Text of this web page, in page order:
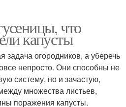
что
капусты
задача огородников, а уберечь
непросто. Они способны не
систему, но и зачастую,
множества листьев,
поражения капусты.